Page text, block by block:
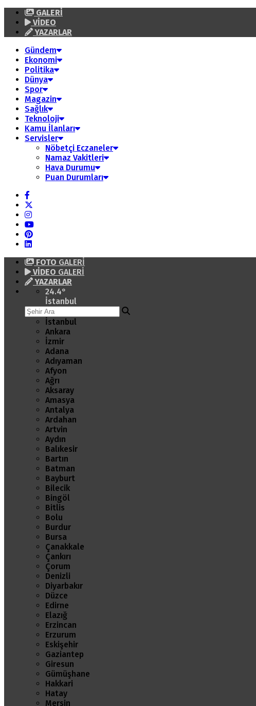
GALERİ
VİDEO
YAZARLAR
Gündem
Ekonomi
Politika
Dünya
Spor
Magazin
Sağlık
Teknoloji
Kamu İlanları
Servisler
Nöbetçi Eczaneler
Namaz Vakitleri
Hava Durumu
Puan Durumları
FOTO GALERİ
VİDEO GALERİ
YAZARLAR
24.4°
İstanbul
İstanbul
Ankara
İzmir
Adana
Adıyaman
Afyon
Ağrı
Aksaray
Amasya
Antalya
Ardahan
Artvin
Aydın
Balıkesir
Bartın
Batman
Bayburt
Bilecik
Bingöl
Bitlis
Bolu
Burdur
Bursa
Çanakkale
Çankırı
Çorum
Denizli
Diyarbakır
Düzce
Edirne
Elazığ
Erzincan
Erzurum
Eskişehir
Gaziantep
Giresun
Gümüşhane
Hakkari
Hatay
Mersin